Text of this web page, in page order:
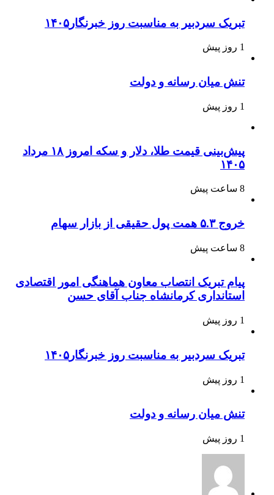
تبریک سردبیر به مناسبت روز خبرنگار۱۴۰۵
1 روز پیش
تنش میان رسانه و دولت
1 روز پیش
پیش‌بینی قیمت طلا، دلار و سکه امروز ۱۸ مرداد
۱۴۰۵
8 ساعت پیش
خروج ۵.۳ همت پول حقیقی از بازار سهام
8 ساعت پیش
پیام تبریک انتصاب معاون هماهنگی امور اقتصادی
استانداری کرمانشاه جناب آقای حسن
1 روز پیش
تبریک سردبیر به مناسبت روز خبرنگار۱۴۰۵
1 روز پیش
تنش میان رسانه و دولت
1 روز پیش